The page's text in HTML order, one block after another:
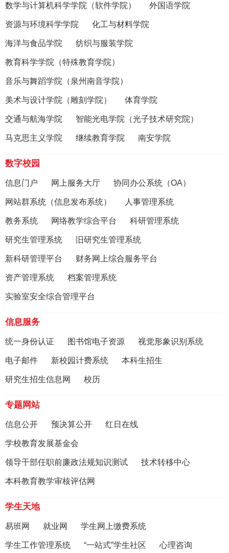
数学与计算机科学学院（软件学院） 外国语学院
资源与环境科学学院 化工与材料学院
海洋与食品学院 纺织与服装学院
教育科学学院（特殊教育学院）
音乐与舞蹈学院（泉州南音学院）
美术与设计学院（雕刻学院） 体育学院
交通与航海学院 智能光电学院（光子技术研究院）
马克思主义学院 继续教育学院 南安学院
数字校园
信息门户 网上服务大厅 协同办公系统（OA）
网站群系统（信息发布系统） 人事管理系统
教务系统 网络教学综合平台 科研管理系统
研究生管理系统 旧研究生管理系统
新科研管理平台 财务网上综合服务平台
资产管理系统 档案管理系统
实验室安全综合管理平台
信息服务
统一身份认证 图书馆电子资源 视觉形象识别系统
电子邮件 新校园计费系统 本科生招生
研究生招生信息网 校历
专题网站
信息公开 预决算公开 红日在线
学校教育发展基金会
领导干部任职前廉政法规知识测试 技术转移中心
本科教育教学审核评估网
学生天地
易班网 就业网 学生网上缴费系统
学生工作管理系统 “一站式”学生社区 心理咨询